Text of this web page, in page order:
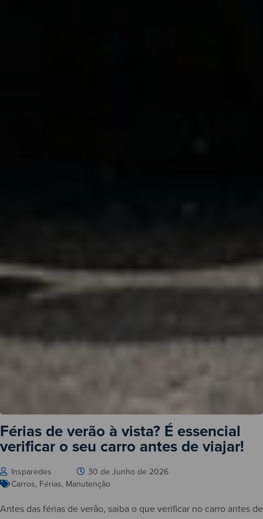
Férias de verão à vista? É essencial
verificar o seu carro antes de viajar!
Insparedes
30 de Junho de 2026
Carros, Férias, Manutenção
Antes das férias de verão, saiba o que verificar no carro antes de